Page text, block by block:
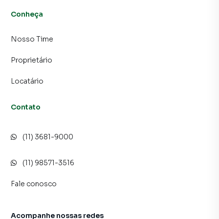
programadores, corretores treinados e uma central de
inquilinos.
Conheça
Nosso Time
Proprietário
Locatário
Contato
(11) 3681-9000
(11) 98571-3516
Fale conosco
Acompanhe nossas redes